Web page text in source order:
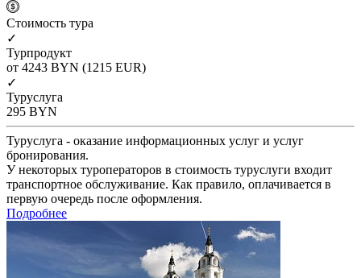
Cтоимость тура
✓
Турпродукт
от 4243 BYN (1215 EUR)
✓
Туруслуга
295 BYN
Туруслуга - оказание информационных услуг и услуг
бронирования.
У некоторых туроператоров в стоимость туруслуги входит
транспортное обслуживание. Как правило, оплачивается в
первую очередь после оформления.
Подробнее